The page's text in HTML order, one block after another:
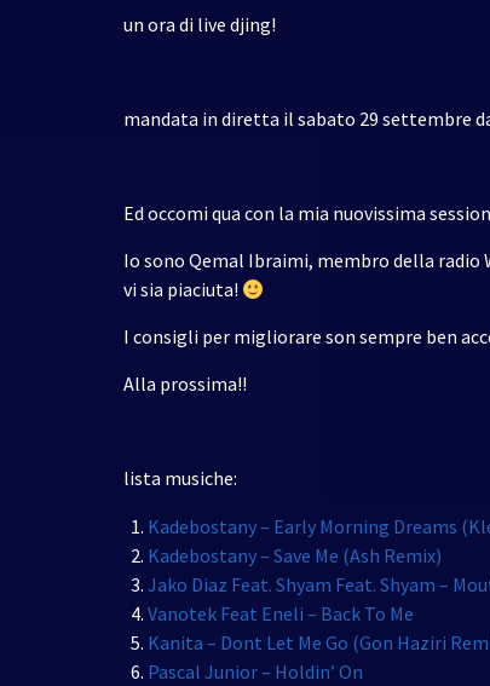
un ora di live djing!
mandata in diretta il sabato 29 settembre
Ed occomi qua con la mia nuovissima
Io sono Qemal Ibraimi, membro della radio
vi sia piaciuta!
I consigli per migliorare son sempre ben
Alla prossima!!
lista musiche:
Kadebostany – Early Morning Dreams
Kadebostany – Save Me (Ash Remix)
Jako Diaz Feat. Shyam Feat. Shyam –
Vanotek Feat Eneli – Back To Me
Kanita – Dont Let Me Go (Gon Haziri
Pascal Junior – Holdin’ On